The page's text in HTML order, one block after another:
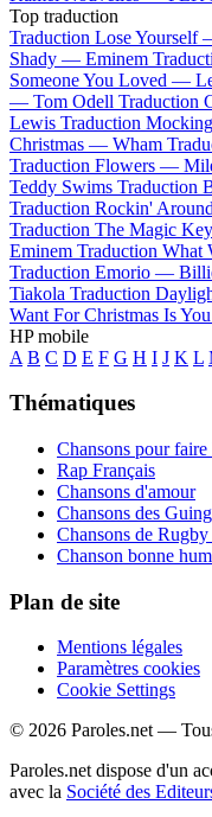
Top traduction
Traduction Lose Yourself
Shady — Eminem
Someone You Loved —
— Tom Odell Traduction
Lewis Traduction
Christmas — Wham
Traduction Flowers —
Teddy Swims Traduction
Traduction Rockin'
Traduction The Magic
Eminem Traduction What
Traduction Emorio —
Tiakola Traduction
Want For Christmas Is
HP mobile
A B C D E F G H I J K L
Thématiques
Chansons pour faire
Rap Français
Chansons d'amour
Chansons des
Chansons de
Chanson bonne
Plan de site
Mentions légales
Paramètres cookies
Cookie Settings
© 2026 Paroles.net —
Paroles.net dispose d'un
avec la Société des